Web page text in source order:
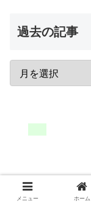
過去の記事
メニュー ホーム